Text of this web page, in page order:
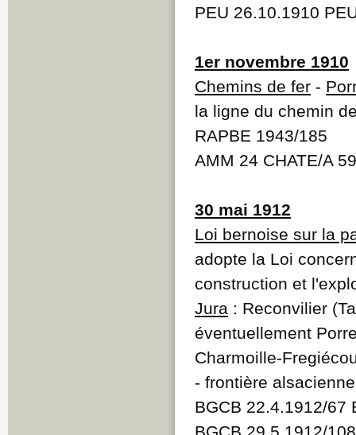
PEU 26.10.1910
1er novembre 1910
Chemins de fer -
la ligne du chemin
RAPBE 1943/185
AMM 24 CHATE/A
30 mai 1912
Loi bernoise sur la
adopte la Loi
construction et
Jura : Reconvilier
éventuellement
Charmoille-
- frontière alsacienne
BGCB 22.4.1912/67
BGCB 29.5.1912/